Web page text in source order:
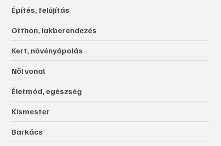
Építés, felújítás
Otthon, lakberendezés
Kert, növényápolás
Női vonal
Életmód, egészség
Kismester
Barkács